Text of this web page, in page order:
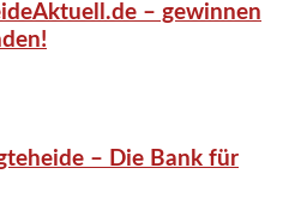
– gewinnen
– Die Bank für